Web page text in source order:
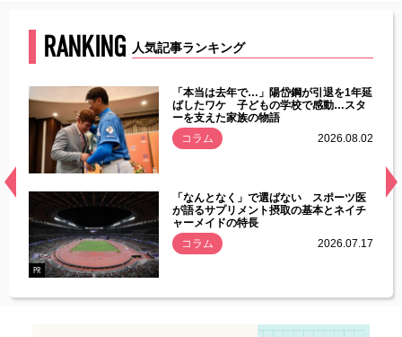
RANKING 人気記事ランキング
常
「本当は去年で…」陽岱鋼が引退を1年延
ばしたワケ 子どもの学校で感動…スタ
ーを支えた家族の物語
コラム
2026.08.02
PR
「なんとなく」で選ばない スポーツ医
が語るサプリメント摂取の基本とネイチ
ャーメイドの特長
コラム
2026.07.17